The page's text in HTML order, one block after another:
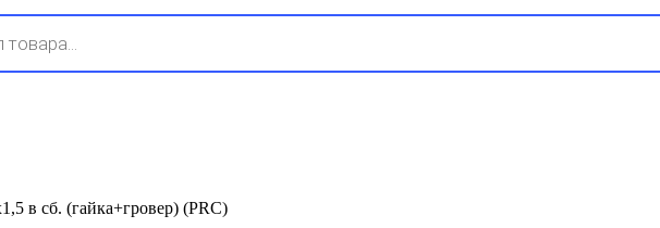
в сб. (гайка+гровер) (PRC)